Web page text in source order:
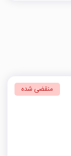
منقضی شده